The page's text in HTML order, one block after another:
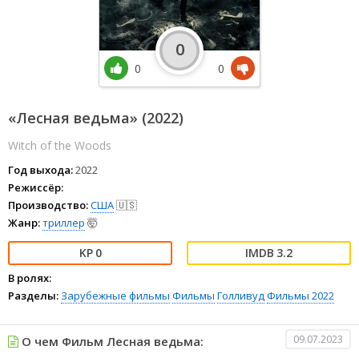
«Лесная ведьма» (2022)
Witch of the Woods
Год выхода:2022
Режиссёр:
Производство:США🇺🇸
Жанр:триллер 🤯
0 3.2
В ролях:
Разделы: Зарубежные фильмы Фильмы ГолливудФильмы 2022
0
0
0
О чем Фильм Лесная ведьма: 09.07.2023